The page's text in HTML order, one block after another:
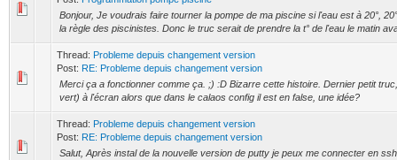
Bonjour, Je voudrais faire tourner la pompe de ma piscine si l'eau est à 20°,
la règle des piscinistes. Donc le truc serait de prendre la t° de l'eau le matin
Thread: Probleme depuis changement version
Post: RE: Probleme depuis changement version
Merci ça a fonctionner comme ça. ;) :D Bizarre cette histoire. Dernier petit
vert) à l'écran alors que dans le calaos config il est en false, une idée?
Thread: Probleme depuis changement version
Post: RE: Probleme depuis changement version
Salut, Après instal de la nouvelle version de putty je peux me connecter en